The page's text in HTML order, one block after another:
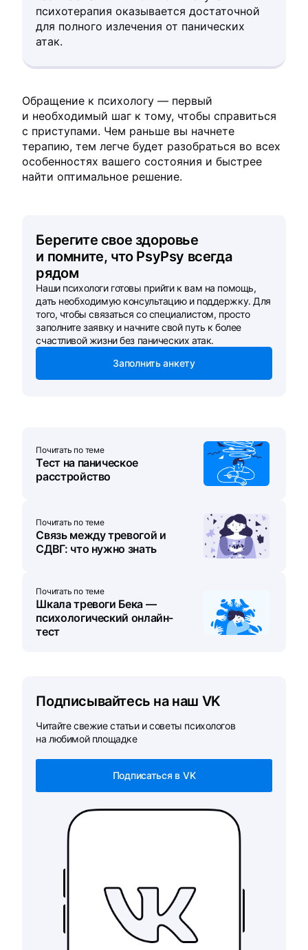
психотерапия оказывается достаточной
для полного излечения от панических
атак.
Обращение к психологу — первый
и необходимый шаг к тому, чтобы справиться
с приступами. Чем раньше вы начнете
терапию, тем легче будет разобраться во всех
особенностях вашего состояния и быстрее
найти оптимальное решение.
Берегите свое здоровье
и помните, что PsyPsy всегда
рядом
Наши психологи готовы прийти к вам на помощь,
дать необходимую консультацию и поддержку. Для
того, чтобы связаться со специалистом, просто
заполните заявку и начните свой путь к более
счастливой жизни без панических атак.
Заполнить анкету
Почитать по теме
Тест на паническое
расстройство
Почитать по теме
Связь между тревогой и
СДВГ: что нужно знать
Почитать по теме
Шкала тревоги Бека —
психологический онлайн-
тест
Подписывайтесь на наш VK
Читайте свежие статьи и советы психологов
на любимой площадке
Подписаться в VK